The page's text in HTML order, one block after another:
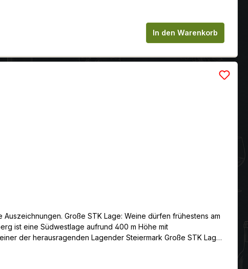
um die Anzahl zu erhöhen oder
In den Warenkorb
Große STK Lage: Weine dürfen frühestens am
ist eine Südwestlage aufrund 400 m Höhe mit
der herausragenden Lagender Steiermark Große STK Lage:
inihrer Aromatik, ausgesprochen eigenständigund
hier aus der Südsteiermark, unterliegen ähnlichen Vorschriften